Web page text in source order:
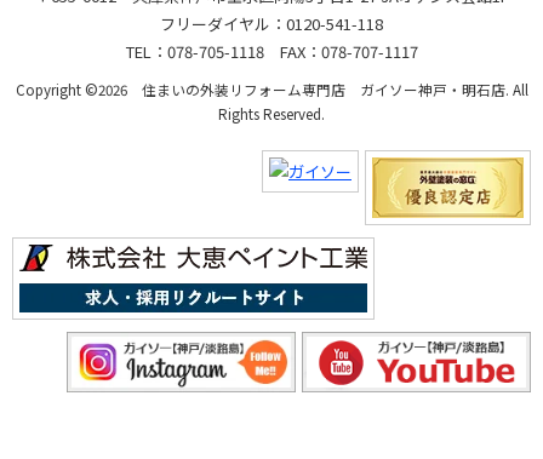
フリーダイヤル：0120-541-118
TEL：078-705-1118 FAX：078-707-1117
Copyright ©2026 住まいの外装リフォーム専門店 ガイソー神戸・明石店. All
Rights Reserved.